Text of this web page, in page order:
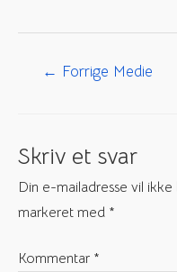
Indlægsnavigation
← Forrige Medie
Skriv et svar
Din e-mailadresse vil
markeret med *
Kommentar *